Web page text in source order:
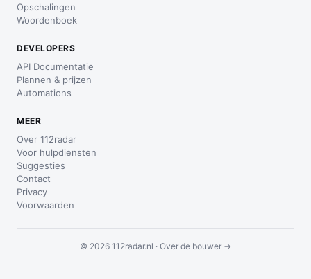
Opschalingen
Woordenboek
DEVELOPERS
API Documentatie
Plannen & prijzen
Automations
MEER
Over 112radar
Voor hulpdiensten
Suggesties
Contact
Privacy
Voorwaarden
© 2026 112radar.nl · Over de bouwer →